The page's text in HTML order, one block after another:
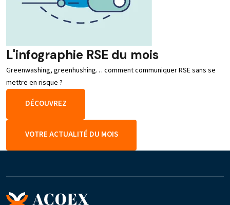
L'infographie RSE du mois
Greenwashing, greenhushing… comment communiquer RSE sans se
mettre en risque ?
DÉCOUVREZ
VOTRE ACTUALITÉ DU MOIS